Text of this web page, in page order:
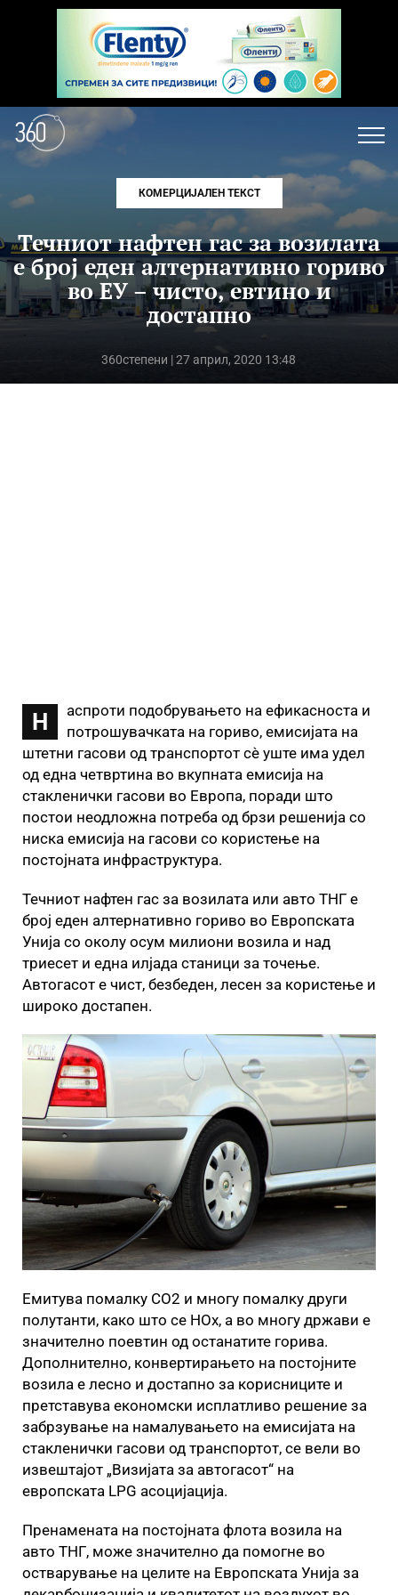
КОМЕРЦИЈАЛЕН ТЕКСТ
Течниот нафтен гас за возилата
е број еден алтернативно гориво
во ЕУ – чисто, евтино и
достапно
360степени | 27 април, 2020 13:48
Н
аспроти подобрувањето на ефикасноста и
потрошувачката на гориво, емисијата на
штетни гасови од транспортот сѐ уште има удел
од една четвртина во вкупната емисија на
стакленички гасови во Европа, поради што
постои неодложна потреба од брзи решенија со
ниска емисија на гасови со користење на
постојната инфраструктура.
Течниот нафтен гас за возилата или авто ТНГ е
број еден алтернативно гориво во Европската
Унија со околу осум милиони возила и над
триесет и една илјада станици за точење.
Автогасот е чист, безбеден, лесен за користење и
широко достапен.
Емитува помалку CO2 и многу помалку други
полутанти, како што се НОх, а во многу држави е
значително поевтин од останатите горива.
Дополнително, конвертирањето на постојните
возила е лесно и достапно за корисниците и
претставува економски исплатливо решение за
забрзување на намалувањето на емисијата на
стакленички гасови од транспортот, се вели во
извештајот „Визијата за автогасот“ на
европската LPG асоцијација.
Пренамената на постојната флота возила на
авто ТНГ, може значително да помогне во
остварување на целите на Европската Унија за